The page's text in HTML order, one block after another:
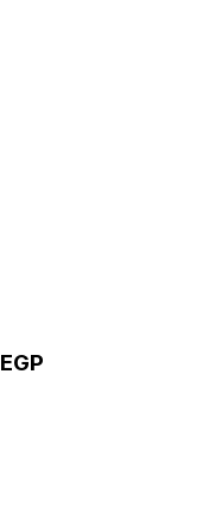
المزيد من الرسوم البيانية المباشرة EGP